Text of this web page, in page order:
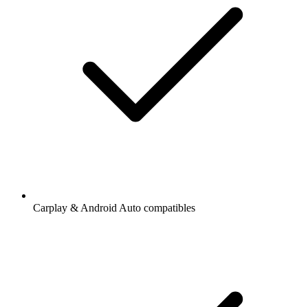
Carplay & Android Auto compatibles